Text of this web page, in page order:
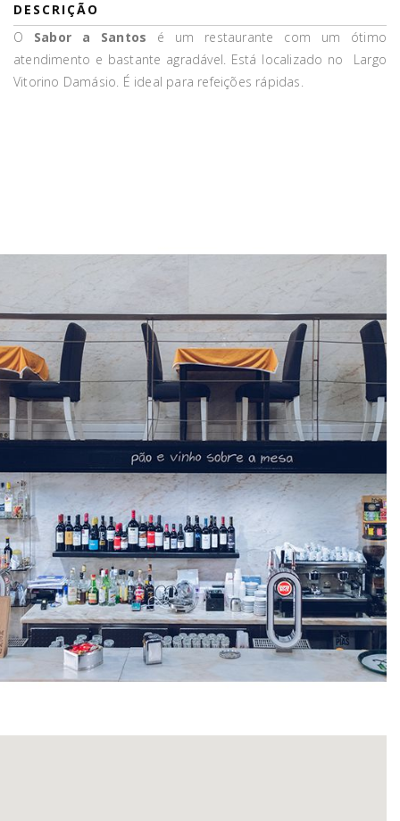
DESCRIÇÃO
O Sabor a Santos é um restaurante com um ótimo
atendimento e bastante agradável. Está localizado no Largo
Vitorino Damásio. É ideal para refeições rápidas.